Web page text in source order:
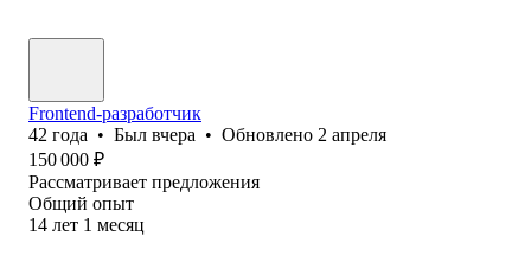
Frontend-разработчик
42 года • Был вчера • Обновлено 2 апреля
150 000 ₽
Рассматривает предложения
Общий опыт
14 лет 1 месяц